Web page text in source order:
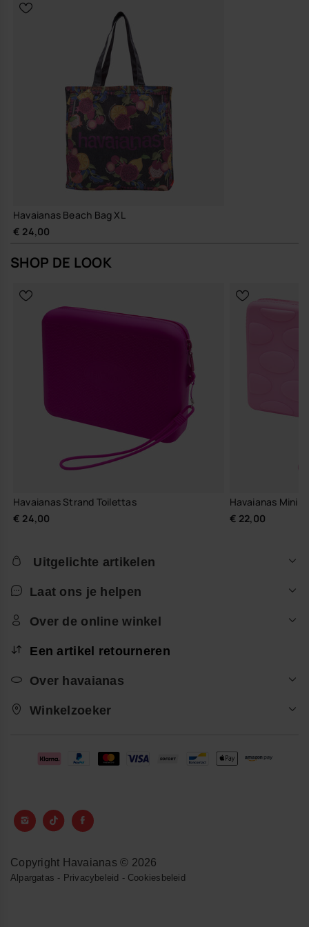
schoon te maken is, zodat je de tas seizoen na seizoen blijft
Zo heb je één tas die je zonder nadenken pakt zodra je de deur
Koop online via www.havaianas-store.com, de officiële Havaianas-
winkel in België, en geef je stijl een upgrade.
Havaianas Beach Bag XL
€ 24,00
SHOP DE LOOK
Havaianas Strand Toilettas
€ 24,00
Havaianas Mini
€ 22,00
Uitgelichte artikelen
Laat ons je helpen
Over de online winkel
Een artikel retourneren
Over havaianas
Winkelzoeker
Copyright Havaianas © 2026
Alpargatas - Privacybeleid - Cookiesbeleid